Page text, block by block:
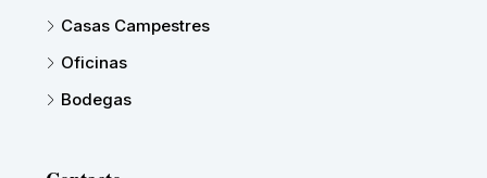
Casas Campestres
Oficinas
Bodegas